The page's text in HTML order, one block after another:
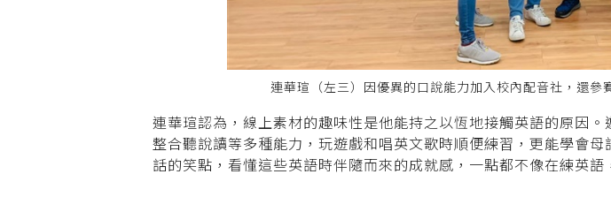
連華瑄（左三）因優異的口說能力加入校內配音社，還參
連華瑄認為，線上素材的趣味性是他能持之以恆地接觸英語的原因
整合聽說讀等多種能力，玩遊戲和唱英文歌時順便練習，更能學會
話的笑點，看懂這些英語時伴隨而來的成就感，一點都不像在練英語